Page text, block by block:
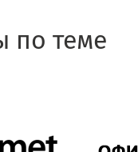
по теме